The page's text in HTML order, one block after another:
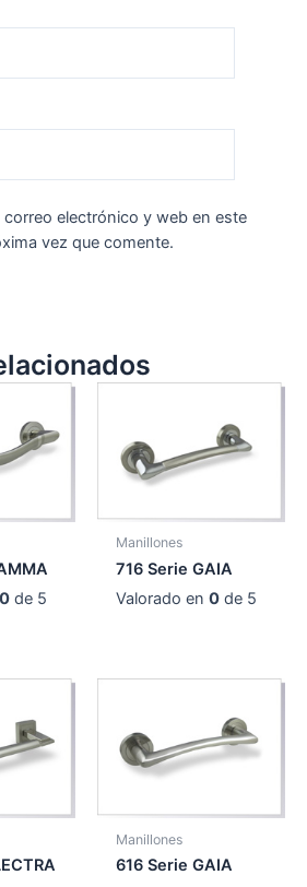
correo electrónico y web en este
vez que comente.
0 de 5
Manillones
716 Serie GAIA
Valorado en0 de 5
Manillones
616 Serie GAIA